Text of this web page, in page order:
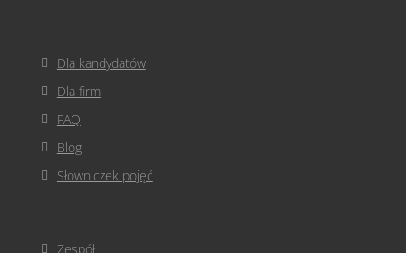
Dla kandydatów
Dla firm
FAQ
Blog
Słowniczek pojęć
Zespół